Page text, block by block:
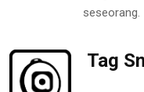
seseorang.
Tag